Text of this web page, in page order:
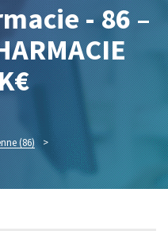
- 86 –
(86)
>